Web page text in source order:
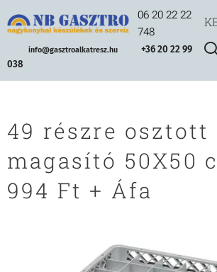
06 20 22 22
748
info@gasztroalkatresz.hu
+36 20 22 99
038
49 részre osztott
magasító 50X50
994 Ft + Áfa